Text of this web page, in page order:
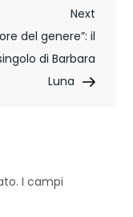
Next
Post
Next
del genere”: il
di Barbara
Luna
I campi